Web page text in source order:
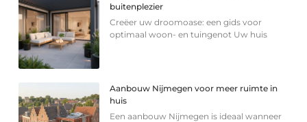
buitenplezier
Creëer uw droomoase: een gids voor
optimaal woon- en tuingenot Uw huis
Aanbouw Nijmegen voor meer ruimte in
huis
Een aanbouw Nijmegen is ideaal wanneer